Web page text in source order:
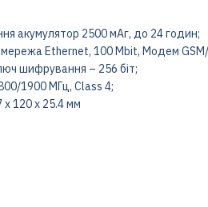
акумулятор 2500 мАг, до 24 годин;
Ethernet, 100 Mbit, Модем
шифрування – 256 біт;
1900 МГц, Class 4;
х 120 х 25.4 мм